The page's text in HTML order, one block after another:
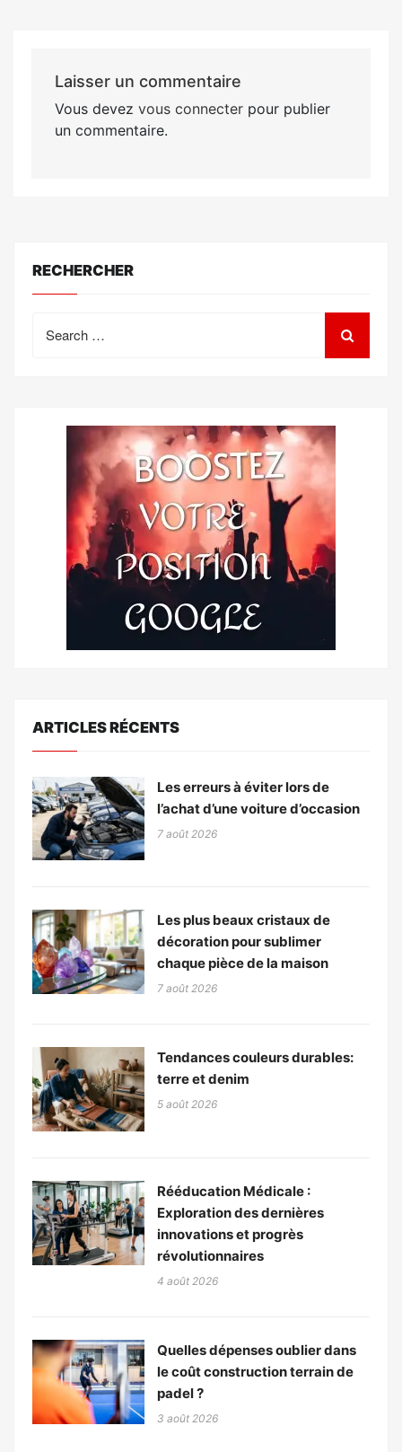
Laisser un commentaire
Vous devez vous connecterpour publier
un commentaire.
RECHERCHER
for:
ARTICLES RÉCENTS
Les erreurs à éviter lors de
l’achat d’une voiture d’occasion
7 août 2026
Les plus beaux cristaux de
décoration pour sublimer
chaque pièce de la maison
7 août 2026
Tendances couleurs durables:
terre et denim
5 août 2026
Rééducation Médicale :
Exploration des dernières
innovations et progrès
révolutionnaires
4 août 2026
Quelles dépenses oublier dans
le coût construction terrain de
padel ?
3 août 2026